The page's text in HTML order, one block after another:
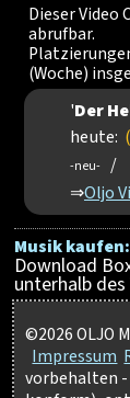
Dieser Video
abrufbar.
(Woche)
'Der
heute:
-neu- /
⇒Oljo
Musik kaufen:
Download
unterhalb
©2026 OLJO
Impressum
vorbehalten -